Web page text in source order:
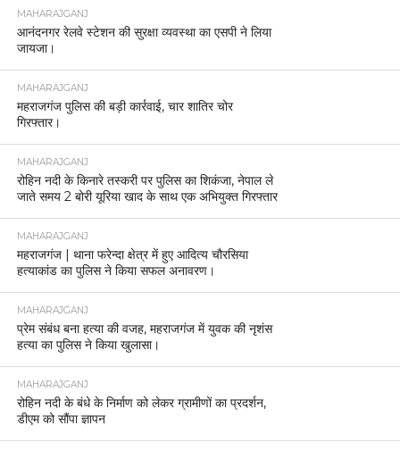
MAHARAJGANJ
आनंदनगर रेलवे स्टेशन की सुरक्षा व्यवस्था का एसपी ने लिया
जायजा।
MAHARAJGANJ
महराजगंज पुलिस की बड़ी कार्रवाई, चार शातिर चोर
गिरफ्तार।
MAHARAJGANJ
रोहिन नदी के किनारे तस्करी पर पुलिस का शिकंजा, नेपाल ले
जाते समय 2 बोरी यूरिया खाद के साथ एक अभियुक्त गिरफ्तार
MAHARAJGANJ
महराजगंज | थाना फरेन्दा क्षेत्र में हुए आदित्य चौरसिया
हत्याकांड का पुलिस ने किया सफल अनावरण।
MAHARAJGANJ
प्रेम संबंध बना हत्या की वजह, महराजगंज में युवक की नृशंस
हत्या का पुलिस ने किया खुलासा।
MAHARAJGANJ
रोहिन नदी के बंधे के निर्माण को लेकर ग्रामीणों का प्रदर्शन,
डीएम को सौंपा ज्ञापन